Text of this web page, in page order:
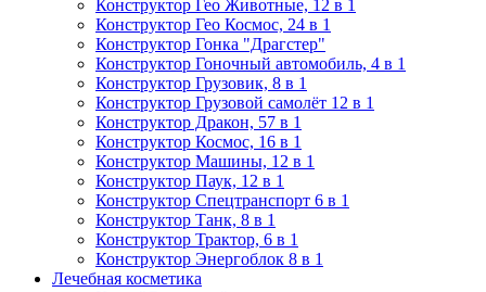
Конструктор Гео Животные, 12 в 1
Конструктор Гео Космос, 24 в 1
Конструктор Гонка "Драгстер"
Конструктор Гоночный автомобиль, 4 в 1
Конструктор Грузовик, 8 в 1
Конструктор Грузовой самолёт 12 в 1
Конструктор Дракон, 57 в 1
Конструктор Космос, 16 в 1
Конструктор Машины, 12 в 1
Конструктор Паук, 12 в 1
Конструктор Спецтранспорт 6 в 1
Конструктор Танк, 8 в 1
Конструктор Трактор, 6 в 1
Конструктор Энергоблок 8 в 1
Лечебная косметика